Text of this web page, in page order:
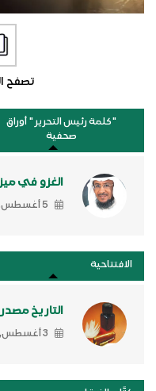
تصفح
"كلمة رئيس التحرير " أوراق
صحفية
الغزو في
5 أغسطس, 2026
الافتتاحية
التاريخ
3 أغسطس, 2026